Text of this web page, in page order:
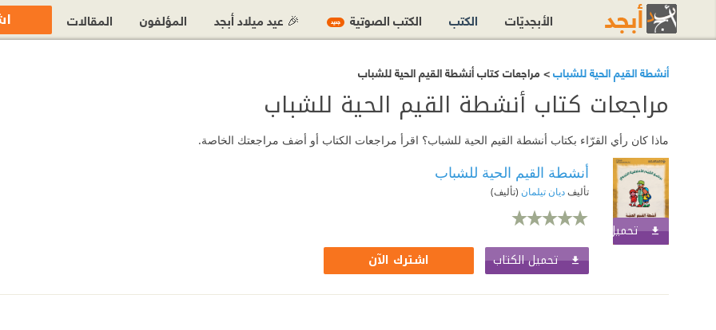
أنشطة القيم الحية للشباب> مراجعات كتاب أنشطة القيم الحية للشباب
مراجعات كتاب أنشطة القيم الحية للشباب
ماذا كان رأي القرّاء بكتاب أنشطة القيم الحية للشباب؟ اقرأ مراجعات الكتاب أو أضف مراجعتك الخاصة.
تحميل الكتاب اشترك الآن
أنشطة القيم الحية للشباب
تأليفديان تيلمان (تأليف)
تحميل الكتاب اشترك الآن
الأبجديّات الكتب الكتب الصوتية جديد 🎉 عيد ميلاد أبجد المؤلفون المقالات